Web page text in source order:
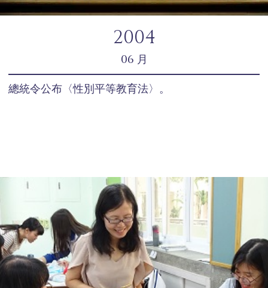
2004
06 月
總統令公布〈性別平等教育法〉。